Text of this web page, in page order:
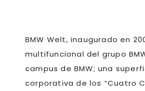
BMW Welt, inaugurado en
multifuncional del grupo
campus de BMW; una
corporativa de los “Cuatro